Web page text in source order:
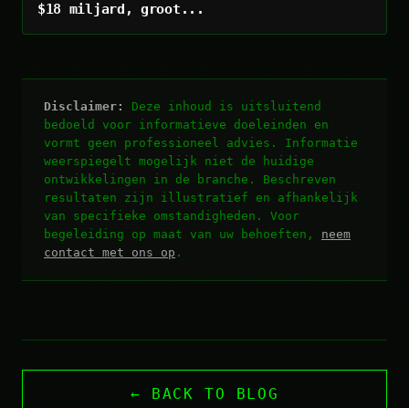
$18 miljard, groot...
Disclaimer:
Deze inhoud is uitsluitend
bedoeld voor informatieve doeleinden en
vormt geen professioneel advies. Informatie
weerspiegelt mogelijk niet de huidige
ontwikkelingen in de branche. Beschreven
resultaten zijn illustratief en afhankelijk
van specifieke omstandigheden. Voor
begeleiding op maat van uw behoeften, neem
contact met ons op .
← BACK TO BLOG